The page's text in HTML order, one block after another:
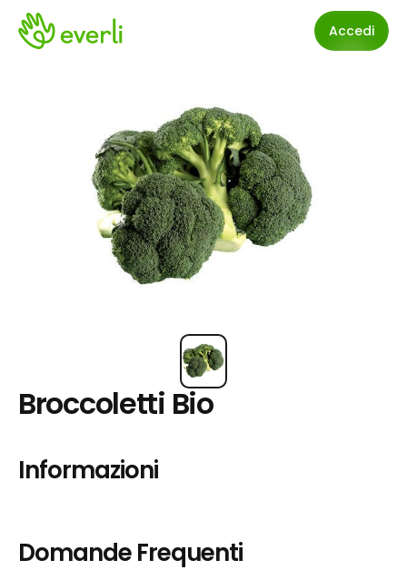
Accedi
Broccoletti Bio
Informazioni
Domande Frequenti